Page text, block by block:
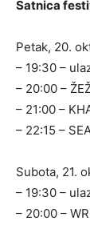
Satnica
Petak, 20.
– 19:30 –
– 20:00 –
– 21:00 –
– 22:15 –
Subota, 21.
– 19:30 –
– 20:00 –